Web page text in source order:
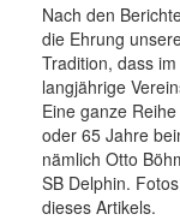
Nach den
die Ehrung
Tradition, dass
langjährige
Eine ganze
oder 65 Jahre
nämlich Otto
SB Delphin.
dieses Artikels.